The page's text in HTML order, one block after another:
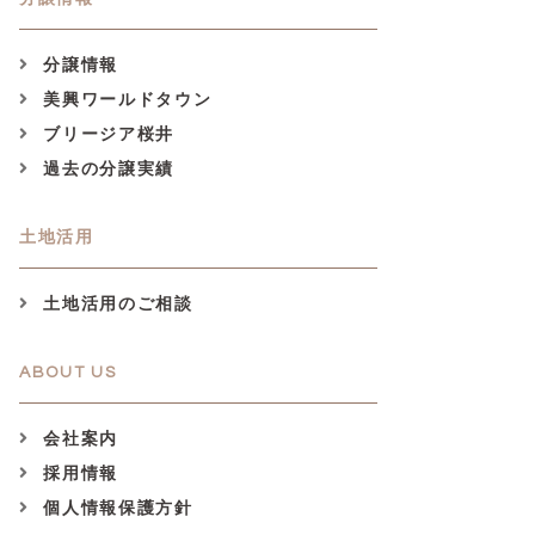
分譲情報
美興ワールドタウン
ブリージア桜井
過去の分譲実績
土地活用
土地活用のご相談
ABOUT US
会社案内
採用情報
個人情報保護方針